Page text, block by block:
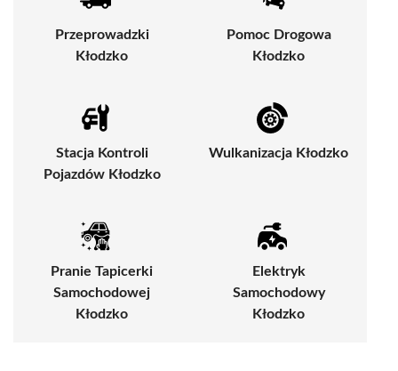
Przeprowadzki
Kłodzko
Pomoc Drogowa
Kłodzko
Stacja Kontroli
Pojazdów Kłodzko
Wulkanizacja Kłodzko
Pranie Tapicerki
Samochodowej
Kłodzko
Elektryk
Samochodowy
Kłodzko